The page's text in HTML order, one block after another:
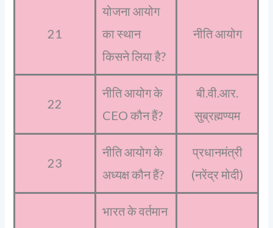
21
योजना आयोग
का स्थान
किसने लिया है?
नीति आयोग
22
नीति आयोग के
CEO कौन हैं?
बी.वी.आर.
सुब्रह्मण्यम
23
नीति आयोग के
अध्यक्ष कौन हैं?
प्रधानमंत्री
(नरेंद्र मोदी)
भारत के वर्तमान